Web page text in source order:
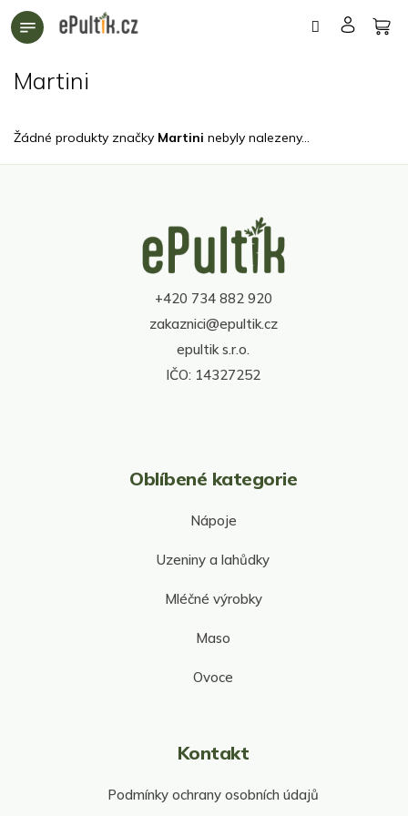
Přejít
na
Martini
Žádné produkty značky Martini nebyly nalezeny...
+420 734 882 920
zakaznici@epultik.cz
epultik s.r.o.
IČO: 14327252
Oblíbené kategorie
Nápoje
Uzeniny a lahůdky
Mléčné výrobky
Maso
Ovoce
Kontakt
Podmínky ochrany osobních údajů